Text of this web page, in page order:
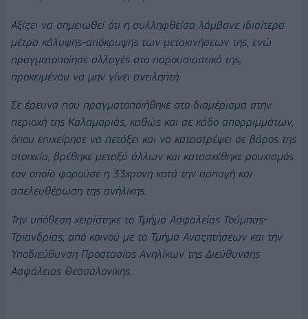
Αξίζει να σημειωθεί ότι η συλληφθείσα λάμβανε ιδιαίτερα
μέτρα κάλυψης-απόκρυψης των μετακινήσεων της, ενώ
πραγματοποίησε αλλαγές στο παρουσιαστικό της,
προκειμένου να μην γίνει αντιληπτή.
Σε έρευνα που πραγματοποιήθηκε στο διαμέρισμα στην
περιοχή της Καλαμαριάς, καθώς και σε κάδο απορριμμάτων,
όπου επιχείρησε να πετάξει και να καταστρέψει σε βάρος της
στοιχεία, βρέθηκε μεταξύ άλλων και κατασχέθηκε ρουχισμός
τον οποίο φορούσε η 33χρονη κατά την αρπαγή και
απελευθέρωση της ανήλικης.
Την υπόθεση χειρίστηκε το Τμήμα Ασφαλείας Τούμπας-
Τριανδρίας, από κοινού με το Τμήμα Αναζητήσεων και την
Υποδιεύθυνση Προστασίας Ανηλίκων της Διεύθυνσης
Ασφάλειας Θεσσαλονίκης.